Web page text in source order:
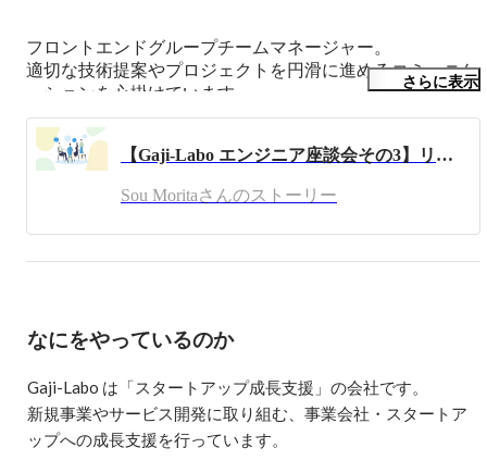
フロントエンドグループチームマネージャー。
適切な技術提案やプロジェクトを円滑に進めるコミュニケ
ーションを心掛けています。
CMS構築や開発環境の構築・最適化などを得意としていま
す。チームビルティングとMacの開発環境を快適にするこ
とにいつも燃えています。
さらに表示
【Gaji-Labo エンジニア座談会その3】リモートワークについてどう思っていますか？
Sou Moritaさんのストーリー
なにをやっているのか
Gaji-Labo は「スタートアップ成長支援」の会社です。
新規事業やサービス開発に取り組む、事業会社・スタートア
ップへの成長支援を行っています。